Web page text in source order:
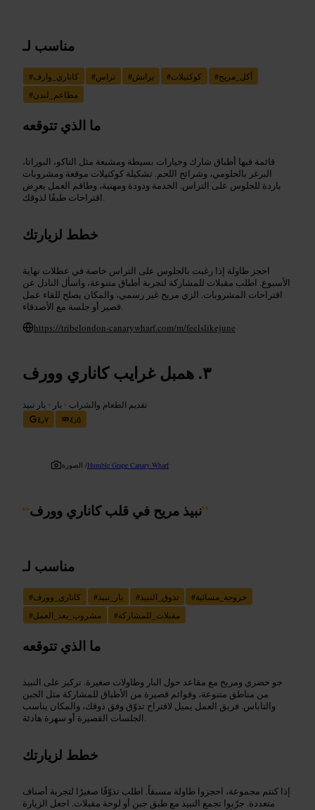
مناسب لـ
#كاناري_وارف #تراس #برانش #كوكتيلات #أكل_مريح
#مطاعم_لندن
ما الذي تتوقعه
قائمة فيها أطباق شارك وخيارات بسيطة ومشبعة مثل التاكو، البوراتا،
البرغر بالحلومي، وشرائح اللحم. تشكيلة كوكتيلات موقعة ومشروبات
باردة للجلوس على التراس. الخدمة ودودة ومهنية، وطاقم العمل يعرِض
اقتراحات طبقًا لذوقك.
خطط لزيارتك
احجز طاولة إذا رغبت بالجلوس على التراس خاصة في عطلات نهاية
الأسبوع. اطلب مقبلات للمشاركة لتجربة أطباق متنوعة، واسأل النادل عن
اقتراحات المشروبات. الزي مريح غير رسمي، والمكان يصلح للقاء عمل
قصير أو جلسة مع الأصدقاء.
https://tribelondon-canarywharf.com/m/feelslikejune
همبل غرايب كاناري وورف
تقديم الطعام والشراب • بار • بار نبيذ
٤٫٧
٤٫٥
الصورة /Humble Grape Canary Wharf
“نبيذ مريح في قلب كاناري وورف”
مناسب لـ
#كاناري_وورف #بار_نبيذ #تذوق_النبيذ #خروجة_مسائية
#مشروب_بعد_العمل #مقبلات_للمشاركة
ما الذي تتوقعه
جو حضري ومريح مع مقاعد حول البار وطاولات صغيرة. تركيز على النبيذ
من مناطق متنوعة، وقوائم قصيرة من الأطباق للمشاركة مثل الجبن
والتاباس. فريق العمل يميل لاقتراح تذوّق وفق ذوقك، والمكان يناسب
الجلسات القصيرة أو سهرة هادئة.
خطط لزيارتك
إذا كنتم مجموعة، احجزوا طاولة مسبقاً. اطلب تذوّقًا صغيرًا لتجربة أصناف
متعددة. جرّبوا تجمع النبيذ مع طبق جبن أو لوحة مقبلات. اجعل الزيارة